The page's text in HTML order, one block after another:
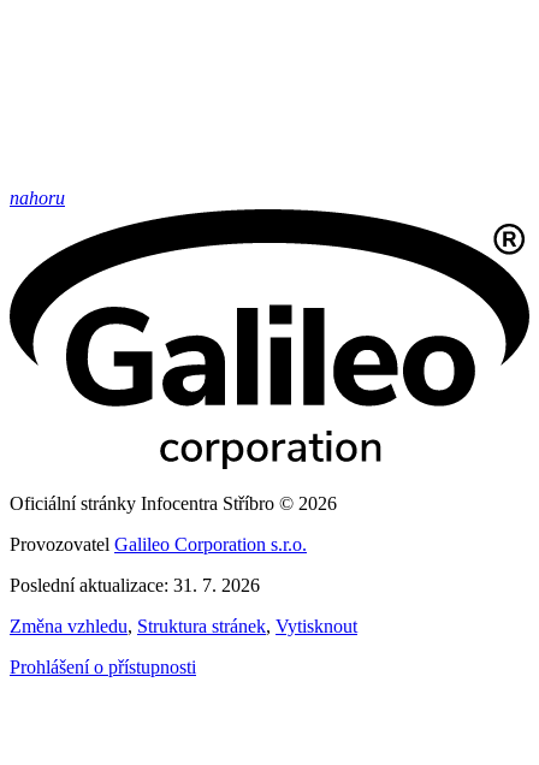
nahoru
Oficiální stránky Infocentra Stříbro © 2026
Provozovatel Galileo Corporation s.r.o.
Poslední aktualizace: 31. 7. 2026
Změna vzhledu, Struktura stránek, Vytisknout
Prohlášení o přístupnosti